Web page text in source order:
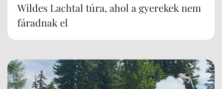
Wildes Lachtal túra, ahol a gyerekek nem
fáradnak el